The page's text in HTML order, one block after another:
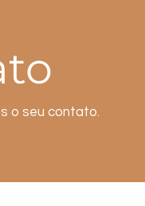
o seu contato.